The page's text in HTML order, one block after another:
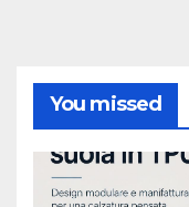
You missed